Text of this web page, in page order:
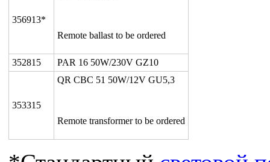
356913*
Remote ballast to be ordered
352815 PAR 16 50W/230V GZ10
353315
QR CBC 51 50W/12V GU5,3
Remote transformer to be ordered